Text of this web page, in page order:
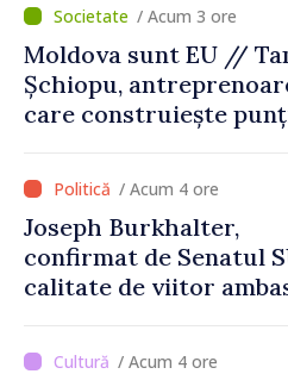
/ Acum 1 oră
O dronă a intrat în
dinspre România și a
explodat la 100 de
/ Acum 4 ore
Joseph Burkhalter,
confirmat de Senatul
calitate de viitor
/ Acum 4 ore